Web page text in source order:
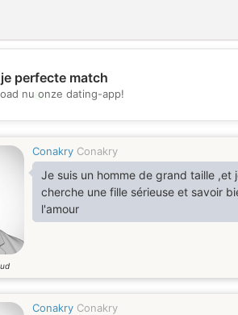
💖
perfecte match
nu onze dating-app!
Conakry Conakry
Je suis un homme de grand taille ,et
cherche une fille sérieuse et savoir
l'amour
Conakry Conakry